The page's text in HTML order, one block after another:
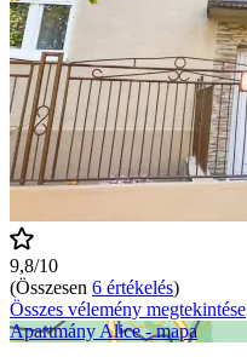
9,8/10
(Összesen 6 értékelés)
Összes vélemény megtekintése
Apartmány Alice - mapa